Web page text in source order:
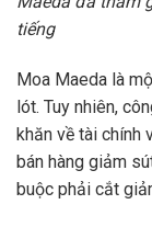
tiếng
Moa Maeda là
lót. Tuy nhiên,
khăn về tài chính
bán hàng giảm
buộc phải cắt